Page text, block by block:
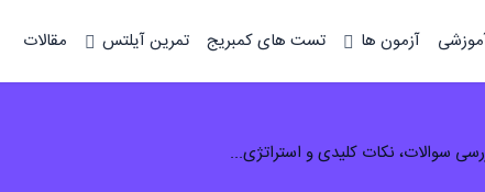
آزمون ها تست های کمبریج تمرین آیلتس مقالات